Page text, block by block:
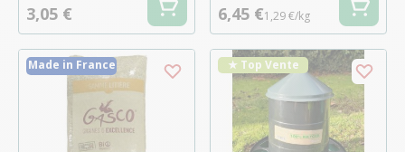
3,05 € 6,45 €1,29 €/kg
Made in France ★ Top Vente